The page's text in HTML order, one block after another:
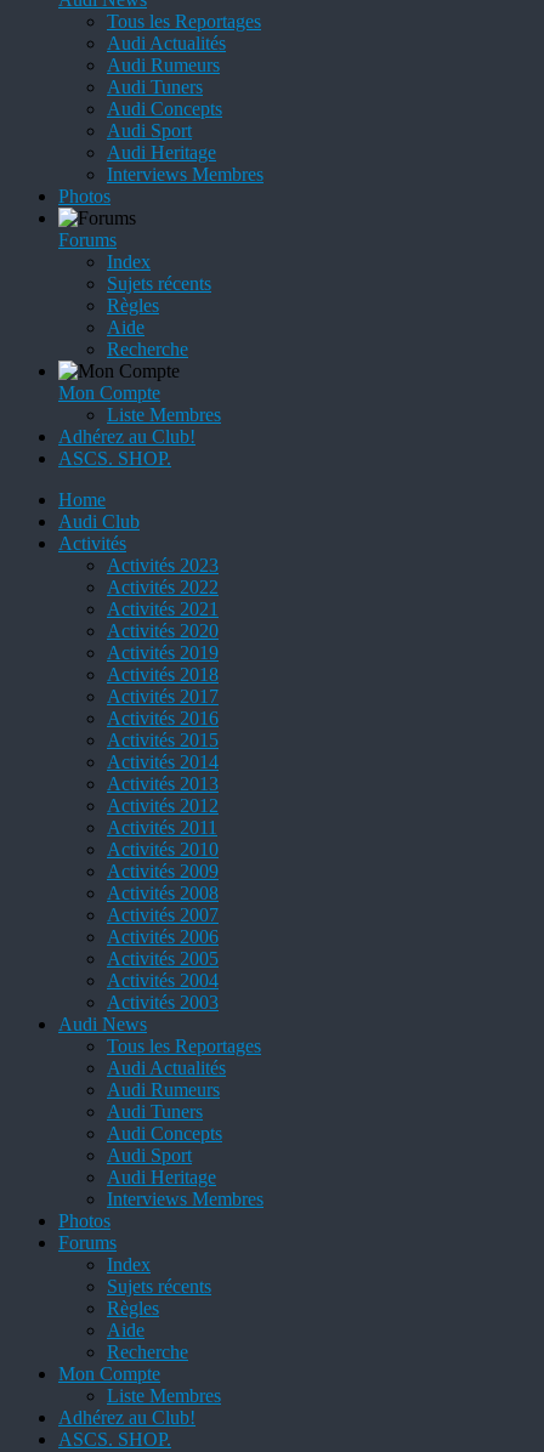
Tous les Reportages
Audi Actualités
Audi Rumeurs
Audi Tuners
Audi Concepts
Audi Sport
Audi Heritage
Interviews Membres
Photos
Forums
Index
Sujets récents
Règles
Aide
Recherche
Mon Compte
Liste Membres
Adhérez au Club!
ASCS. SHOP.
Home
Audi Club
Activités
Activités 2023
Activités 2022
Activités 2021
Activités 2020
Activités 2019
Activités 2018
Activités 2017
Activités 2016
Activités 2015
Activités 2014
Activités 2013
Activités 2012
Activités 2011
Activités 2010
Activités 2009
Activités 2008
Activités 2007
Activités 2006
Activités 2005
Activités 2004
Activités 2003
Audi News
Tous les Reportages
Audi Actualités
Audi Rumeurs
Audi Tuners
Audi Concepts
Audi Sport
Audi Heritage
Interviews Membres
Photos
Forums
Index
Sujets récents
Règles
Aide
Recherche
Mon Compte
Liste Membres
Adhérez au Club!
ASCS. SHOP.